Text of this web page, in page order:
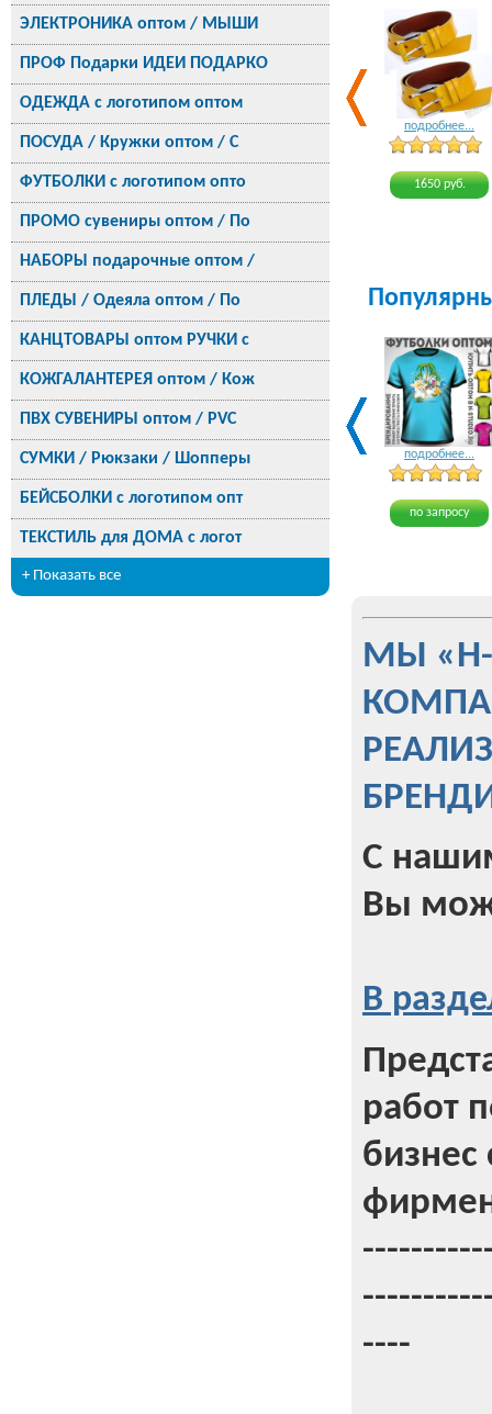
ЭЛЕКТРОНИКА оптом / МЫШИ
ПРОФ Подарки ИДЕИ ПОДАРКО
ОДЕЖДА с логотипом оптом
ПОСУДА / Кружки оптом / С
ФУТБОЛКИ с логотипом опто
ПРОМО сувениры оптом / По
НАБОРЫ подарочные оптом /
ПЛЕДЫ / Одеяла оптом / По
КАНЦТОВАРЫ оптом РУЧКИ с
КОЖГАЛАНТЕРЕЯ оптом / Кож
ПВХ СУВЕНИРЫ оптом / PVC
СУМКИ / Рюкзаки / Шопперы
БЕЙСБОЛКИ с логотипом опт
ТЕКСТИЛЬ для ДОМА с логот
+ Показать все
подробнее...
1650 руб.
подробнее...
по запросу
МЫ
С
Вы
В
работ
бизнес
----